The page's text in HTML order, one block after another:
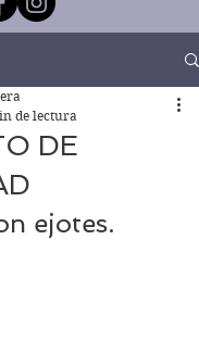
DE
de lectura
ejotes.